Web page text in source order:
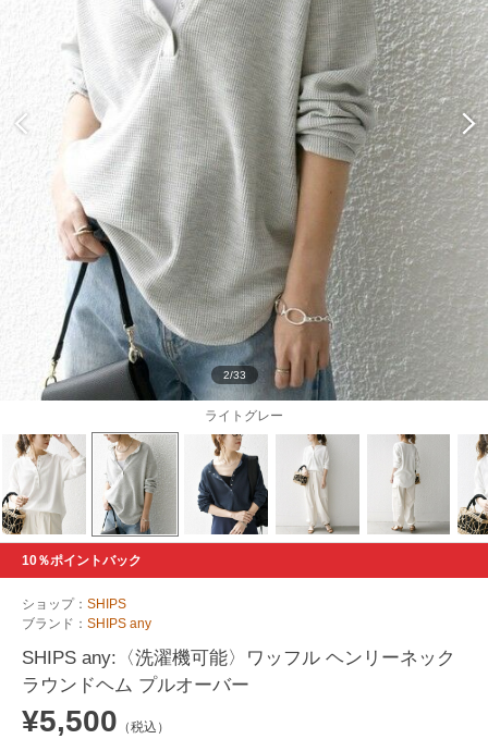
ライトグレー
2/33
10％ポイントバック
ショップ： SHIPS
ブランド： SHIPS any
SHIPS any:〈洗濯機可能〉ワッフル ヘンリーネック
ラウンドヘム プルオーバー
¥5,500 （税込）